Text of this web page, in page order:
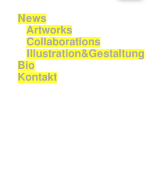
News
Artworks
Collaborations
Illustration&Gestaltung
Bio
Kontakt